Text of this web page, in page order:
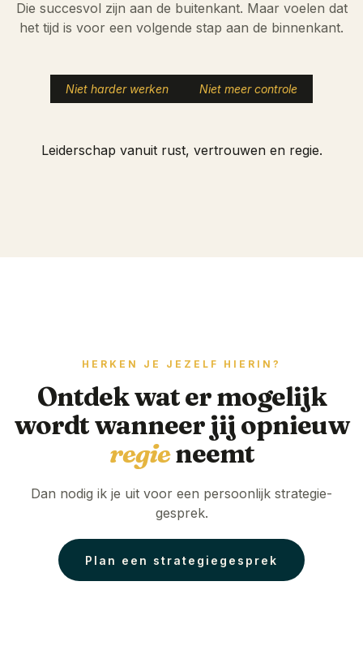
Die succesvol zijn aan de buitenkant. Maar voelen dat
het tijd is voor een volgende stap aan de binnenkant.
Niet harder werken Niet meer controle
Leiderschap vanuit rust, vertrouwen en regie.
HERKEN JE JEZELF HIERIN?
Ontdek wat er mogelijk
wordt wanneer jij opnieuw
regieneemt
Dan nodig ik je uit voor een persoonlijk strategie-
gesprek.
Plan een strategiegesprek